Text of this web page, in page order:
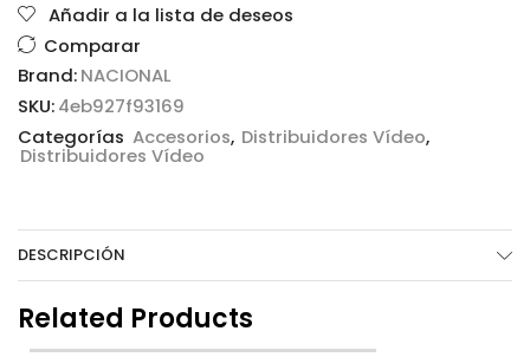
Añadir a la lista de deseos
Comparar
Brand:NACIONAL
SKU:4eb927f93169
Categorías Accesorios, Distribuidores Vídeo,
Distribuidores Vídeo
DESCRIPCIÓN
Related Products